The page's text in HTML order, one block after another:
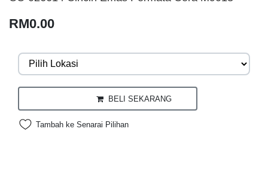
RM0.00
BELI SEKARANG
Tambah ke Senarai Pilihan